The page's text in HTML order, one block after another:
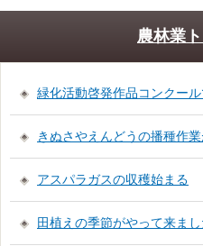
農林業
緑化活動啓発作品コンクール
きぬさやえんどうの播種作
アスパラガスの収穫始まる
田植えの季節がやって来まし